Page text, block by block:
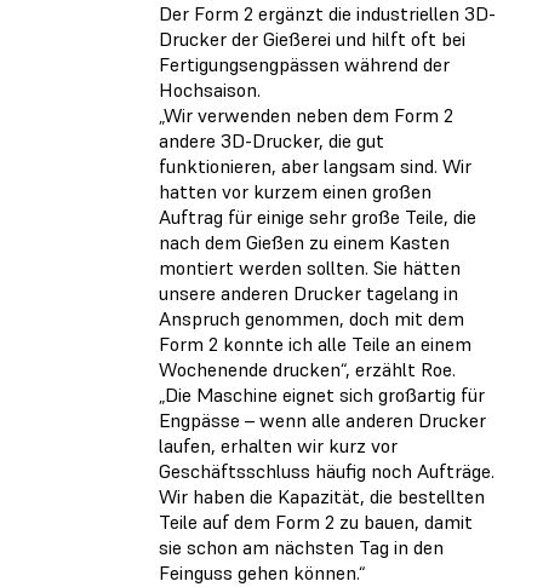
Der Form 2 ergänzt die industriellen 3D-
Drucker der Gießerei und hilft oft bei
Fertigungsengpässen während der
Hochsaison.
„Wir verwenden neben dem Form 2
andere 3D-Drucker, die gut
funktionieren, aber langsam sind. Wir
hatten vor kurzem einen großen
Auftrag für einige sehr große Teile, die
nach dem Gießen zu einem Kasten
montiert werden sollten. Sie hätten
unsere anderen Drucker tagelang in
Anspruch genommen, doch mit dem
Form 2 konnte ich alle Teile an einem
Wochenende drucken“, erzählt Roe.
„Die Maschine eignet sich großartig für
Engpässe – wenn alle anderen Drucker
laufen, erhalten wir kurz vor
Geschäftsschluss häufig noch Aufträge.
Wir haben die Kapazität, die bestellten
Teile auf dem Form 2 zu bauen, damit
sie schon am nächsten Tag in den
Feinguss gehen können.“